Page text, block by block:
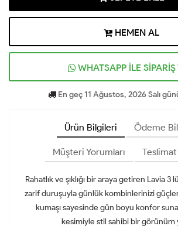
HEMEN AL
WHATSAPP İLE SİPARİŞ
En geç 11 Ağustos, 2026 Salı
Ürün Bilgileri Ödeme
Müşteri Yorumları
Rahatlık ve şıklığı bir araya getiren Lavia 3
zarif duruşuyla günlük kombinlerinizi
kumaşı sayesinde gün boyu konfor
kesimiyle stil sahibi bir görünüm